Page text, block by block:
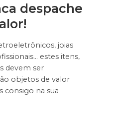
despache
joias
estes itens,
devem ser
objetos de valor
consigo na sua